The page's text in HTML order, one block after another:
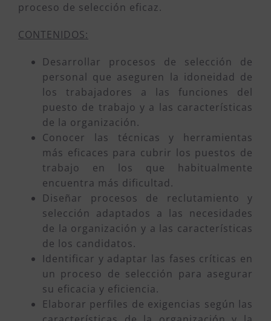
proceso de selección eficaz.
CONTENIDOS:
Desarrollar procesos de selección de
personal que aseguren la idoneidad de
los trabajadores a las funciones del
puesto de trabajo y a las características
de la organización.
Conocer las técnicas y herramientas
más eficaces para cubrir los puestos de
trabajo en los que habitualmente
encuentra más dificultad.
Diseñar procesos de reclutamiento y
selección adaptados a las necesidades
de la organización y a las características
de los candidatos.
Identificar y adaptar las fases críticas en
un proceso de selección para asegurar
su eficacia y eficiencia.
Elaborar perfiles de exigencias según las